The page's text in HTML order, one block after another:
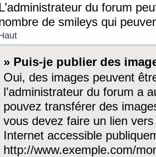
L’administrateur du forum
de smileys qui
» Puis-je publier des
Oui, des images peuvent
l’administrateur du forum a
pouvez transférer des
vous devez faire un lien
Internet accessible
http://www.exemple.com/